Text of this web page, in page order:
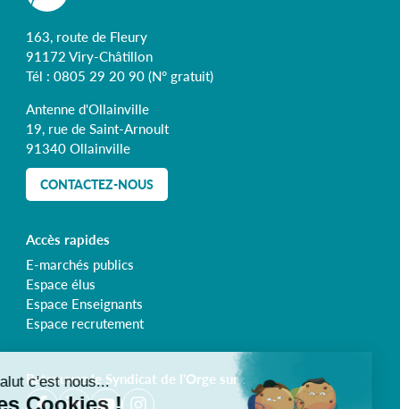
163, route de Fleury
91172 Viry-Châtillon
Tél : 0805 29 20 90(N° gratuit)
Antenne d'Ollainville
19, rue de Saint-Arnoult
91340 Ollainville
CONTACTEZ-NOUS
Accès rapides
E-marchés publics
Espace élus
Espace Enseignants
Espace recrutement
Retrouvez le Syndicat de l'Orge sur :